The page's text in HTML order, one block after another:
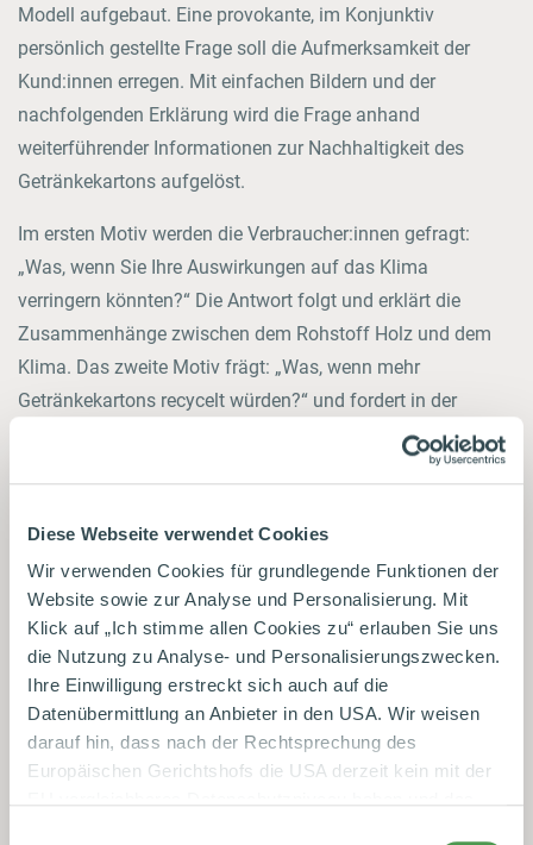
Diese Webseite verwendet Cookies
Wir verwenden Cookies für grundlegende Funktionen der
Website sowie zur Analyse und Personalisierung. Mit
Klick auf „Ich stimme allen Cookies zu“ erlauben Sie uns
die Nutzung zu Analyse- und Personalisierungszwecken.
Ihre Einwilligung erstreckt sich auch auf die
Datenübermittlung an Anbieter in den USA. Wir weisen
darauf hin, dass nach der Rechtsprechung des
Europäischen Gerichtshofs die USA derzeit kein mit der
Modell aufgebaut. Eine provokante, im Konjunktiv
persönlich gestellte Frage soll die Aufmerksamkeit der
Kund:innen erregen. Mit einfachen Bildern und der
nachfolgenden Erklärung wird die Frage anhand
weiterführender Informationen zur Nachhaltigkeit des
Getränkekartons aufgelöst.
Im ersten Motiv werden die Verbraucher:innen gefragt:
„Was, wenn Sie Ihre Auswirkungen auf das Klima
verringern könnten?“ Die Antwort folgt und erklärt die
Zusammenhänge zwischen dem Rohstoff Holz und dem
Klima. Das zweite Motiv frägt: „Was, wenn mehr
Getränkekartons recycelt würden?“ und fordert in der
Antwort die Kund:innen zum Mitmachen bei der richtigen
Entsorgung auf. Das dritte Motiv informiert über die
Fettstufen der H- und Frischmilch in Laufe des Jahres
abgedruckt und fordern die Kund:innen auf mit einem Quiz
auf natuerlich-karton.tetrapak.de mehr über ökologisch
vorteilhafte Maßnahmen zum Schutz unseres Planeten zu
erfahren.
40 Zeilen, 2.503 Zeichen inkl. Leerzeichen